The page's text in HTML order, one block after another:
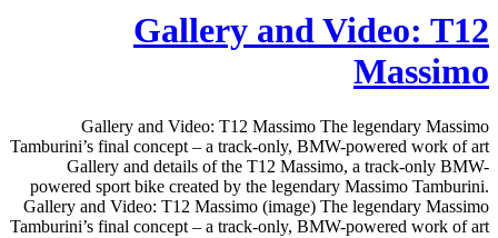
Gallery and Video: T12
Massimo
Gallery and Video: T12 Massimo The legendary Massimo
Tamburini’s final concept – a track-only, BMW-powered work of art
Gallery and details of the T12 Massimo, a track-only BMW-
powered sport bike created by the legendary Massimo Tamburini.
Gallery and Video: T12 Massimo (image) The legendary Massimo
Tamburini’s final concept – a track-only, BMW-powered work of art